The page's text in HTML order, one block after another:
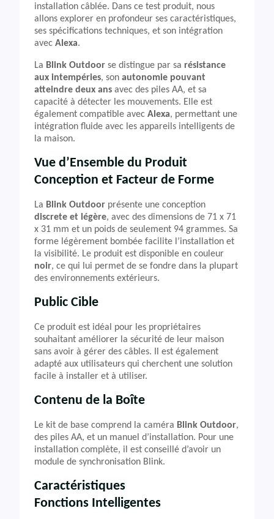
installation câblée. Dans ce test produit, nous
allons explorer en profondeur ses caractéristiques,
ses spécifications techniques, et son intégration
avec Alexa.
La Blink Outdoor se distingue par sa résistance
aux intempéries, son autonomie pouvant
atteindre deux ans avec des piles AA, et sa
capacité à détecter les mouvements. Elle est
également compatible avec Alexa, permettant une
intégration fluide avec les appareils intelligents de
la maison.
Vue d’Ensemble du Produit
Conception et Facteur de Forme
La Blink Outdoor présente une conception
discrete et légère, avec des dimensions de 71 x 71
x 31 mm et un poids de seulement 94 grammes. Sa
forme légèrement bombée facilite l’installation et
la visibilité. Le produit est disponible en couleur
noir, ce qui lui permet de se fondre dans la plupart
des environnements extérieurs.
Public Cible
Ce produit est idéal pour les propriétaires
souhaitant améliorer la sécurité de leur maison
sans avoir à gérer des câbles. Il est également
adapté aux utilisateurs qui cherchent une solution
facile à installer et à utiliser.
Contenu de la Boîte
Le kit de base comprend la caméra Blink Outdoor,
des piles AA, et un manuel d’installation. Pour une
installation complète, il est conseillé d’avoir un
module de synchronisation Blink.
Caractéristiques
Fonctions Intelligentes